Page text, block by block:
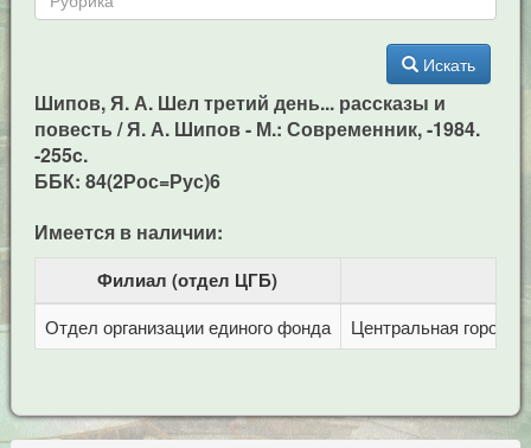
Искать
Шипов, Я. А. Шел третий день... рассказы и
повесть / Я. А. Шипов - М.: Современник, -1984.
-255c.
ББК: 84(2Рос=Рус)6
Имеется в наличии:
Филиал (отдел ЦГБ)
Отдел организации единого фонда Центральная